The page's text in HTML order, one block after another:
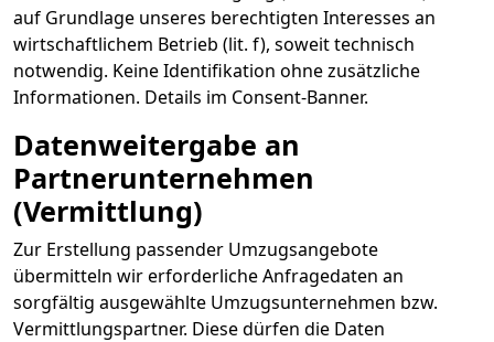
auf Grundlage unseres berechtigten Interesses an
wirtschaftlichem Betrieb (lit. f), soweit technisch
notwendig. Keine Identifikation ohne zusätzliche
Informationen. Details im Consent-Banner.
Datenweitergabe an
Partnerunternehmen
(Vermittlung)
Zur Erstellung passender Umzugsangebote
übermitteln wir erforderliche Anfragedaten an
sorgfältig ausgewählte Umzugsunternehmen bzw.
Vermittlungspartner. Diese dürfen die Daten